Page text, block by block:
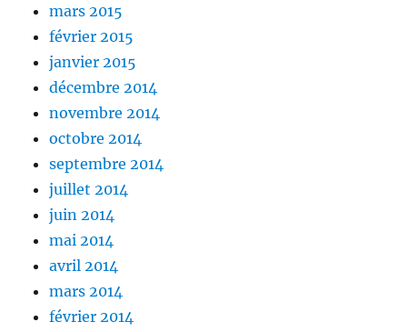
mars 2015
février 2015
janvier 2015
décembre 2014
novembre 2014
octobre 2014
septembre 2014
juillet 2014
juin 2014
mai 2014
avril 2014
mars 2014
février 2014